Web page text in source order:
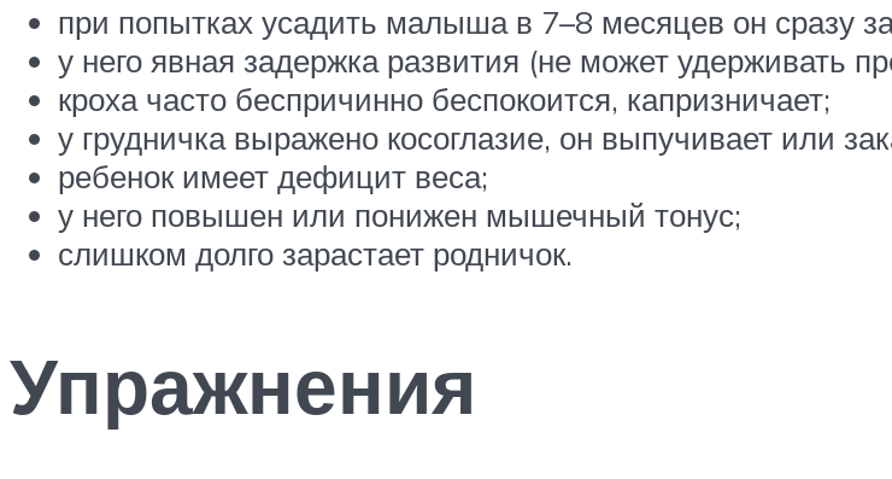
при попытках усадить малыша в 7–8 месяцев он сразу
у него явная задержка развития (не может удерживать
кроха часто беспричинно беспокоится, капризничает;
у грудничка выражено косоглазие, он выпучивает или
ребенок имеет дефицит веса;
у него повышен или понижен мышечный тонус;
слишком долго зарастает родничок.
Упражнения